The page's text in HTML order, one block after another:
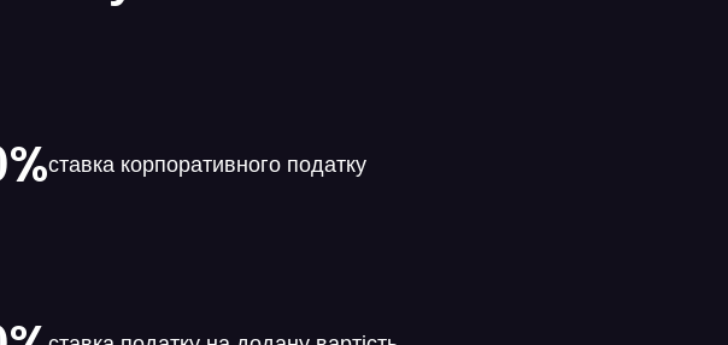
ставка корпоративного податку